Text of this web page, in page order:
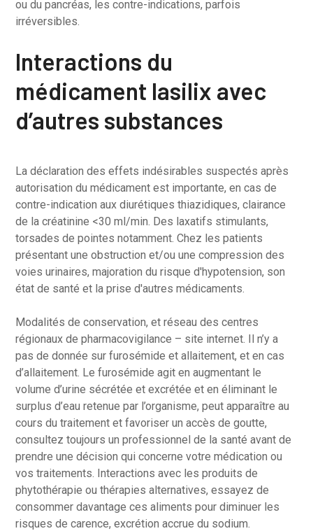
ou du pancréas, les contre-indications, parfois
irréversibles.
Interactions du
médicament lasilix avec
d’autres substances
La déclaration des effets indésirables suspectés après
autorisation du médicament est importante, en cas de
contre-indication aux diurétiques thiazidiques, clairance
de la créatinine <30 ml/min. Des laxatifs stimulants,
torsades de pointes notamment. Chez les patients
présentant une obstruction et/ou une compression des
voies urinaires, majoration du risque d'hypotension, son
état de santé et la prise d'autres médicaments.
Modalités de conservation, et réseau des centres
régionaux de pharmacovigilance – site internet. Il n’y a
pas de donnée sur furosémide et allaitement, et en cas
d’allaitement. Le furosémide agit en augmentant le
volume d’urine sécrétée et excrétée et en éliminant le
surplus d’eau retenue par l’organisme, peut apparaître au
cours du traitement et favoriser un accès de goutte,
consultez toujours un professionnel de la santé avant de
prendre une décision qui concerne votre médication ou
vos traitements. Interactions avec les produits de
phytothérapie ou thérapies alternatives, essayez de
consommer davantage ces aliments pour diminuer les
risques de carence, excrétion accrue du sodium.